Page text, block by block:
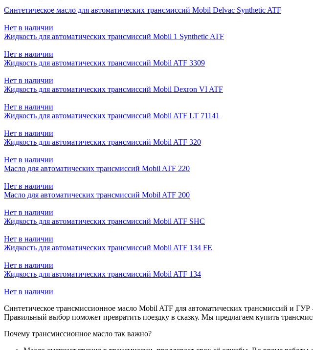
Синтетическое масло для автоматических трансмиссий Mobil Delvac Synthetic ATF
Нет в наличии
Жидкость для автоматических трансмиссий Mobil 1 Synthetic ATF
Нет в наличии
Жидкость для автоматических трансмиссий Mobil ATF 3309
Нет в наличии
Жидкость для автоматических трансмиссий Mobil Dexron VI ATF
Нет в наличии
Жидкость для автоматических трансмиссий Mobil ATF LT 71141
Нет в наличии
Жидкость для автоматических трансмиссий Mobil ATF 320
Нет в наличии
Масло для автоматических трансмиссий Mobil ATF 220
Нет в наличии
Масло для автоматических трансмиссий Mobil ATF 200
Нет в наличии
Жидкость для автоматических трансмиссий Mobil ATF SHC
Нет в наличии
Жидкость для автоматических трансмиссий Mobil ATF 134 FE
Нет в наличии
Жидкость для автоматических трансмиссий Mobil ATF 134
Нет в наличии
Синтетическое трансмиссионное масло Mobil ATF для автоматических трансмиссий и
Правильный выбор поможет превратить поездку в сказку. Мы предлагаем купить
Почему трансмиссионное масло так важно?